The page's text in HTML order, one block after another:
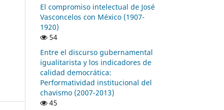
El compromiso intelectual de José
Vasconcelos con México (1907-
1920)
54
Entre el discurso gubernamental
igualitarista y los indicadores de
calidad democrática:
Performatividad institucional del
chavismo (2007-2013)
45